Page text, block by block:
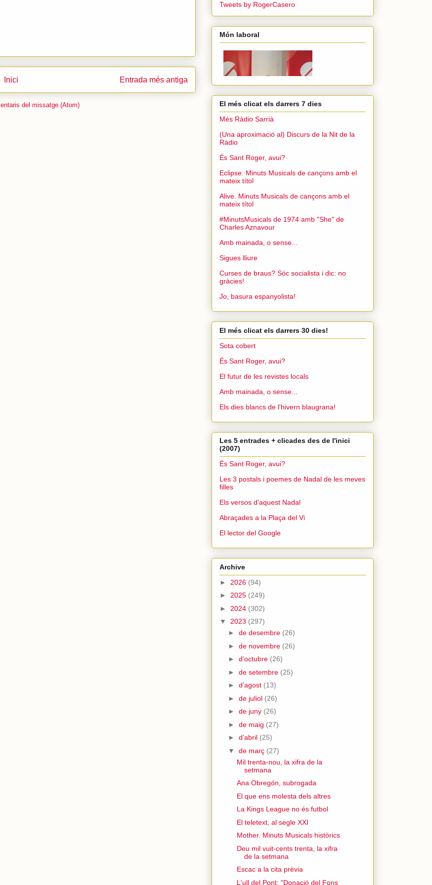
Entrada més antiga
Inici
del missatge (Atom)
Tweets by RogerCasero
Món laboral
El més clicat els darrers 7 dies
Més Ràdio Sarrià
(Una aproximació al) Discurs de la Nit de la
Ràdio
És Sant Roger, avui?
Eclipse. Minuts Musicals de cançons amb el
mateix títol
Alive. Minuts Musicals de cançons amb el
mateix títol
#MinutsMusicals de 1974 amb "She" de
Charles Aznavour
Amb mainada, o sense...
Sigues lliure
Curses de braus? Sóc socialista i dic: no
gràcies!
Jo, basura espanyolista!
El més clicat els darrers 30 dies!
Sota cobert
És Sant Roger, avui?
El futur de les revistes locals
Amb mainada, o sense...
Els dies blancs de l'hivern blaugrana!
Les 5 entrades + clicades des de l'inici
(2007)
És Sant Roger, avui?
Les 3 postals i poemes de Nadal de les meves
filles
Els versos d'aquest Nadal
Abraçades a la Plaça del Vi
El lector del Google
Archive
► 2026 (94)
► 2025 (249)
► 2024 (302)
▼ 2023 (297)
► de desembre (26)
► de novembre (26)
► d’octubre (26)
► de setembre (25)
► d’agost (13)
► de juliol (26)
► de juny (26)
► de maig (27)
► d’abril (25)
▼ de març (27)
Mil trenta-nou, la xifra de la
setmana
Ana Obregón, subrogada
El que ens molesta dels altres
La Kings League no és futbol
El teletext, al segle XXI
Mother. Minuts Musicals històrics
Deu mil vuit-cents trenta, la xifra
de la setmana
Escac a la cita prèvia
L'ull del Pont: "Donació del Fons